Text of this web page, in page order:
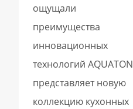
ощущали
преимущества
инновационных
технологий AQUATON
представляет новую
коллекцию кухонных